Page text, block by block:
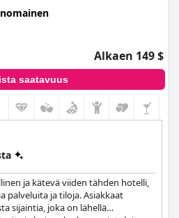
Alkaen 149 $
saatavuus
ja kätevä viiden tähden hotelli,
palveluita ja tiloja. Asiakkaat
sijaintia, joka on lähellä